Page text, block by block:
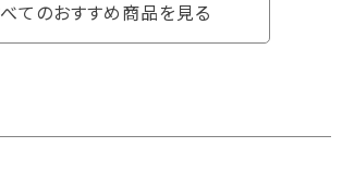
てのおすすめ商品を見る